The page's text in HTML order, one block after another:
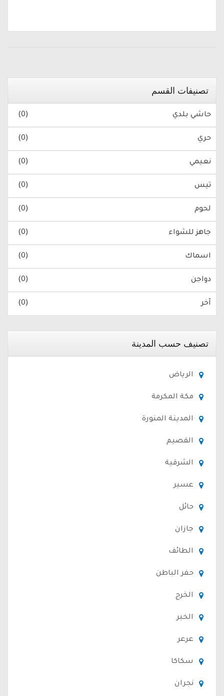
تصنيفات القسم
حاشي بلدي (0)
حري (0)
نعيمي (0)
تيس (0)
لحوم (0)
جاهز للشواء (0)
اسماك (0)
دواجن (0)
آخر (0)
تصنيف حسب المدينة
الرياض
مكة المكرمة
المدينة المنورة
القصيم
الشرقية
عسير
حائل
جازان
الطائف
حفر الباطن
الخرج
الخبر
عرعر
سكاكا
نجران